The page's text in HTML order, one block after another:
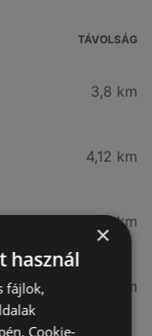
TÁVOLSÁG
3,8 km
4,12 km
4,65 km
4,76 km
×
használ
fájlok,
Cookie-